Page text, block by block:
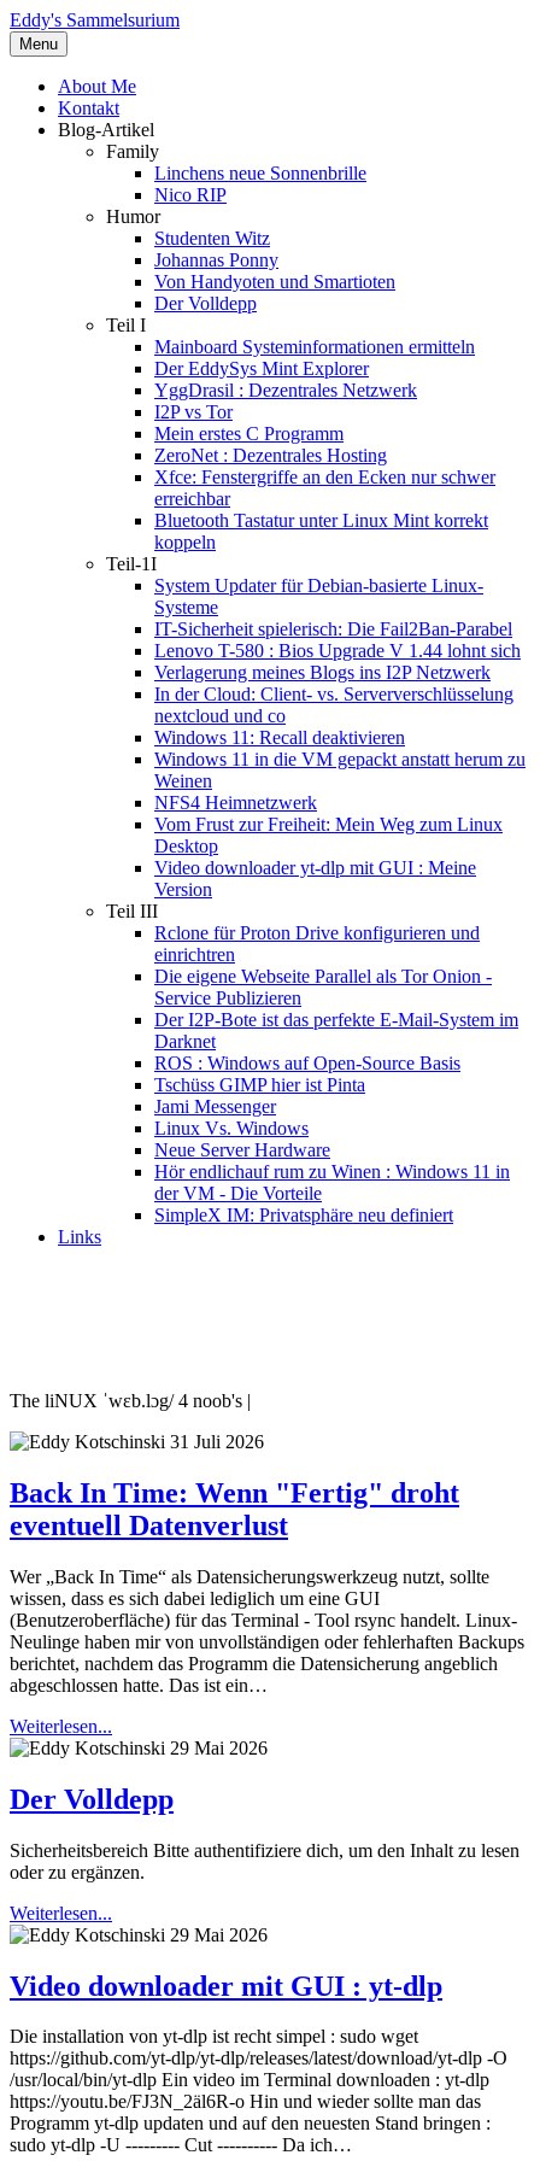
Eddy's Sammelsurium
Menu
About Me
Kontakt
Blog-Artikel
Family
Linchens neue Sonnenbrille
Nico RIP
Humor
Studenten Witz
Johannas Ponny
Von Handyoten und Smartioten
Der Volldepp
Teil I
Mainboard Systeminformationen ermitteln
Der EddySys Mint Explorer
YggDrasil : Dezentrales Netzwerk
I2P vs Tor
Mein erstes C Programm
ZeroNet : Dezentrales Hosting
Xfce: Fenstergriffe an den Ecken nur schwer
erreichbar
Bluetooth Tastatur unter Linux Mint korrekt
koppeln
Teil-1I
System Updater für Debian-basierte Linux-
Systeme
IT-Sicherheit spielerisch: Die Fail2Ban-Parabel
Lenovo T-580 : Bios Upgrade V 1.44 lohnt sich
Verlagerung meines Blogs ins I2P Netzwerk
In der Cloud: Client- vs. Serververschlüsselung
nextcloud und co
Windows 11: Recall deaktivieren
Windows 11 in die VM gepackt anstatt herum zu
Weinen
NFS4 Heimnetzwerk
Vom Frust zur Freiheit: Mein Weg zum Linux
Desktop
Video downloader yt-dlp mit GUI : Meine
Version
Teil III
Rclone für Proton Drive konfigurieren und
einrichtren
Die eigene Webseite Parallel als Tor Onion -
Service Publizieren
Der I2P-Bote ist das perfekte E-Mail-System im
Darknet
ROS : Windows auf Open-Source Basis
Tschüss GIMP hier ist Pinta
Jami Messenger
Linux Vs. Windows
Neue Server Hardware
Hör endlichauf rum zu Winen : Windows 11 in
der VM - Die Vorteile
SimpleX IM: Privatsphäre neu definiert
Links
The liNUX ˈwɛb.lɔg/ 4 noob's |
31 Juli 2026
Back In Time: Wenn "Fertig" droht
eventuell Datenverlust
Wer „Back In Time“ als Datensicherungswerkzeug nutzt, sollte
wissen, dass es sich dabei lediglich um eine GUI
(Benutzeroberfläche) für das Terminal - Tool rsync handelt. Linux-
Neulinge haben mir von unvollständigen oder fehlerhaften Backups
berichtet, nachdem das Programm die Datensicherung angeblich
abgeschlossen hatte. Das ist ein…
Weiterlesen...
29 Mai 2026
Der Volldepp
Sicherheitsbereich Bitte authentifiziere dich, um den Inhalt zu lesen
oder zu ergänzen.
Weiterlesen...
29 Mai 2026
Video downloader mit GUI : yt-dlp
Die installation von yt-dlp ist recht simpel : sudo wget
https://github.com/yt-dlp/yt-dlp/releases/latest/download/yt-dlp -O
/usr/local/bin/yt-dlp Ein video im Terminal downloaden : yt-dlp
https://youtu.be/FJ3N_2äl6R-o Hin und wieder sollte man das
Programm yt-dlp updaten und auf den neuesten Stand bringen :
sudo yt-dlp -U --------- Cut ---------- Da ich…